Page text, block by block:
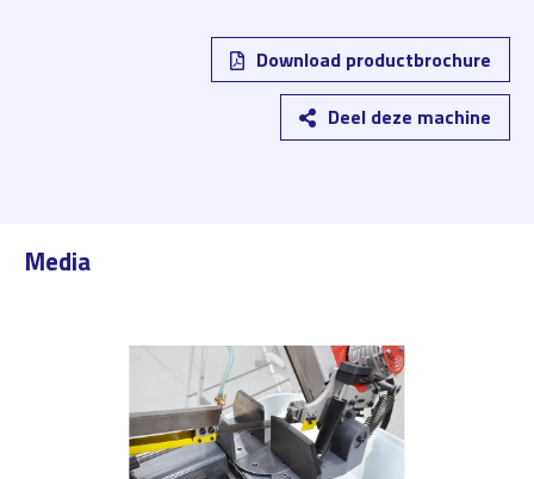
Download productbrochure
Deel deze machine
Media